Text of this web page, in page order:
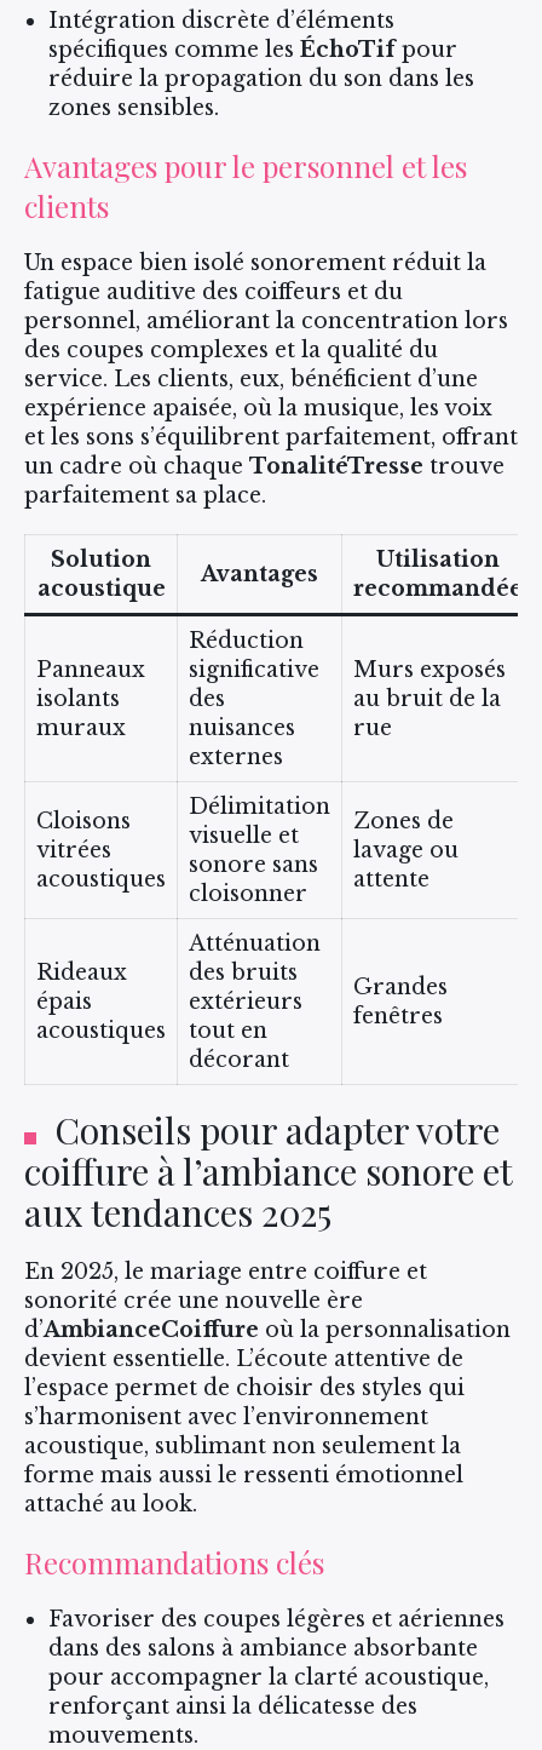
Intégration discrète d’éléments
spécifiques comme les ÉchoTifpour
réduire la propagation du son dans les
zones sensibles.
Avantages pour le personnel et les
clients
Un espace bien isolé sonorement réduit la
fatigue auditive des coiffeurs et du
personnel, améliorant la concentration lors
des coupes complexes et la qualité du
service. Les clients, eux, bénéficient d’une
expérience apaisée, où la musique, les voix
et les sons s’équilibrent parfaitement, offrant
un cadre où chaque TonalitéTresse trouve
parfaitement sa place.
Solution
acoustique
Avantages
Utilisation
recommandée
Panneaux
isolants
muraux
Réduction
significative
des
nuisances
externes
Murs exposés
au bruit de la
rue
Cloisons
vitrées
acoustiques
Délimitation
visuelle et
sonore sans
cloisonner
Zones de
lavage ou
attente
Rideaux
épais
acoustiques
Atténuation
des bruits
extérieurs
tout en
décorant
Grandes
fenêtres
Conseils pour adapter votre
coiffure à l’ambiance sonore et
aux tendances 2025
En 2025, le mariage entre coiffure et
sonorité crée une nouvelle ère
d’AmbianceCoiffure où la personnalisation
devient essentielle. L’écoute attentive de
l’espace permet de choisir des styles qui
s’harmonisent avec l’environnement
acoustique, sublimant non seulement la
forme mais aussi le ressenti émotionnel
attaché au look.
Recommandations clés
Favoriser des coupes légères et aériennes
dans des salons à ambiance absorbante
pour accompagner la clarté acoustique,
renforçant ainsi la délicatesse des
mouvements.